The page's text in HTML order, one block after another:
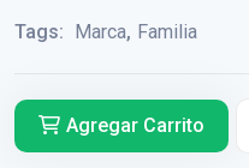
Tags: Marca, Familia
Agregar Carrito